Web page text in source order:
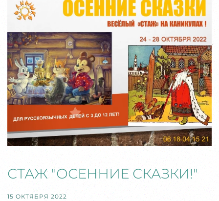
СТАЖ "ОСЕННИЕ СКАЗКИ!"
15 ОКТЯБРЯ 2022